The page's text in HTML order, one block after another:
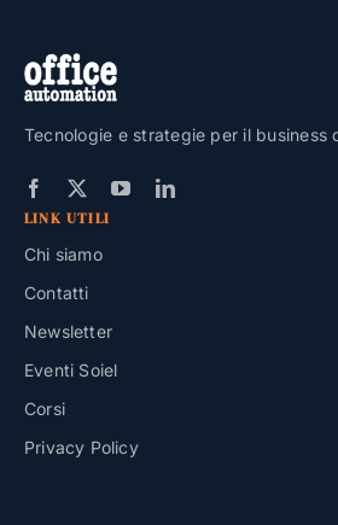
Tecnologie e strategie per il business
LINK UTILI
Chi siamo
Contatti
Newsletter
Eventi Soiel
Corsi
Privacy Policy